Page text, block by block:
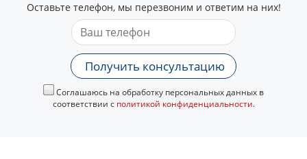
Оставьте телефон, мы перезвоним и ответим на них!
Получить консультацию
Соглашаюсь на обработку персональных данных в
соответствии с политикой конфиденциальности.